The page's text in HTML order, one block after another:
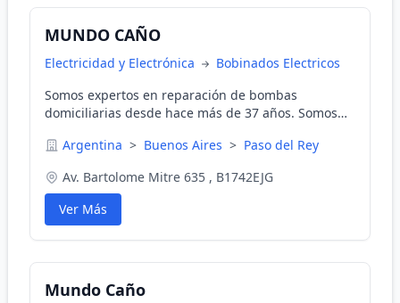
MUNDO CAÑO
Electricidad y Electrónica
Bobinados Electricos
Somos expertos en reparación de bombas
domiciliarias desde hace más de 37 años. Somos
repuestos originales de la mayoría de las marcas.
griferia, descarga y entrada de agua, resistencias,
termostato.
Argentina > Buenos Aires > Paso del Rey
Av. Bartolome Mitre 635 , B1742EJG
Ver Más
Mundo Caño